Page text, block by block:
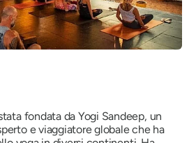
fondata da Yogi Sandeep, un
e viaggiatore globale che ha